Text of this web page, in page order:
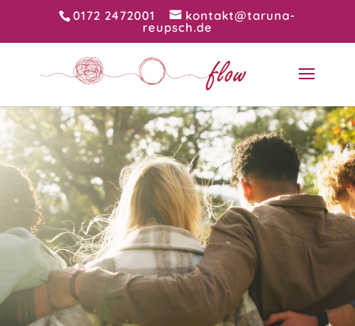
0172 2472001 kontakt@taruna-
reupsch.de